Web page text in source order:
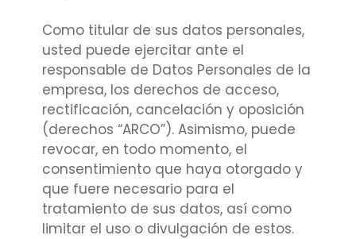
Como titular de sus datos personales,
usted puede ejercitar ante el
responsable de Datos Personales de la
empresa, los derechos de acceso,
rectificación, cancelación y oposición
(derechos “ARCO”). Asimismo, puede
revocar, en todo momento, el
consentimiento que haya otorgado y
que fuere necesario para el
tratamiento de sus datos, así como
limitar el uso o divulgación de estos.